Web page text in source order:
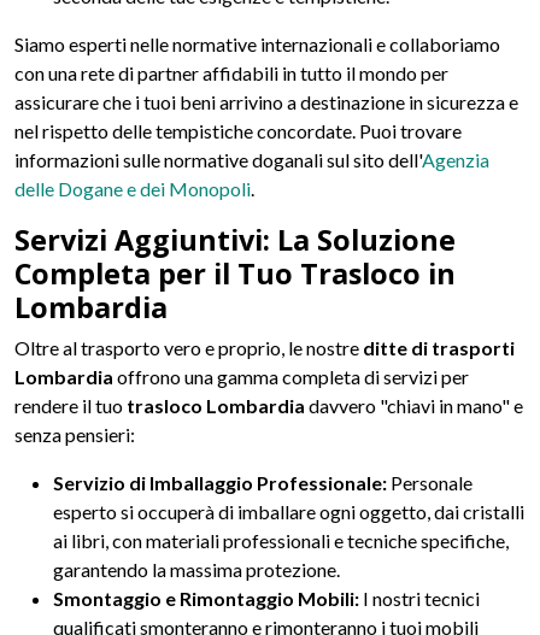
Siamo esperti nelle normative internazionali e collaboriamo
con una rete di partner affidabili in tutto il mondo per
assicurare che i tuoi beni arrivino a destinazione in sicurezza e
nel rispetto delle tempistiche concordate. Puoi trovare
informazioni sulle normative doganali sul sito dell'Agenzia
delle Dogane e dei Monopoli
Servizi Aggiuntivi: La Soluzione
Completa per il Tuo Trasloco in
Lombardia
Oltre al trasporto vero e proprio, le nostre ditte di trasporti
Lombardia offrono una gamma completa di servizi per
rendere il tuo trasloco Lombardia davvero "chiavi in mano" e
senza pensieri:
Servizio di Imballaggio Professionale: Personale
esperto si occuperà di imballare ogni oggetto, dai cristalli
ai libri, con materiali professionali e tecniche specifiche,
garantendo la massima protezione.
Smontaggio e Rimontaggio Mobili: I nostri tecnici
qualificati smonteranno e rimonteranno i tuoi mobili